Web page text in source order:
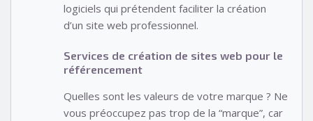
logiciels qui prétendent faciliter la création
d’un site web professionnel.
Services de création de sites web pour le
référencement
Quelles sont les valeurs de votre marque ? Ne
vous préoccupez pas trop de la “marque”, car